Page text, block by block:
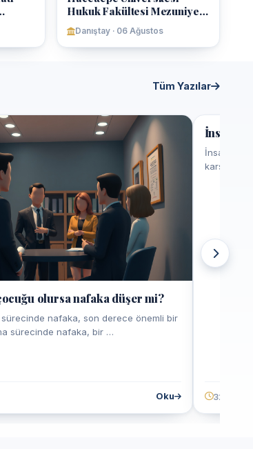
Hukuk Fakültesi Mezuniyet
Töreninde Konuştu
Danıştay · 06 Ağustos
Tüm Yazılar
olursa nafaka düşer mi?
nafaka, son derece önemli bir
sürecinde nafaka, bir …
Oku
Ceza
32 dk